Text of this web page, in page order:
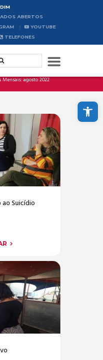
Abrir a barra de ferramentas
ABERTOS
YOUTUBE
TELEFONES
agosto 2022
Suicídio